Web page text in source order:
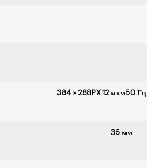
384 × 288PX 12 мкм50 Гц
35 мм